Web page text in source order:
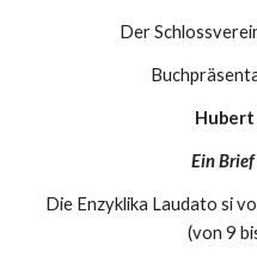
Der
Hubert
Ein
Die Enzyklika Laudato si
(von 9